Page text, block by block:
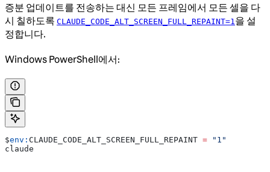
증분 업데이트를 전송하는 대신 모든 프레임에서 모든 셀을 다
시 칠하도록 CLAUDE_CODE_ALT_SCREEN_FULL_REPAINT=1 을 설
정합니다.
Windows PowerShell에서:
$env: CLAUDE_CODE_ALT_SCREEN_FULL_REPAINT = "1"
claude